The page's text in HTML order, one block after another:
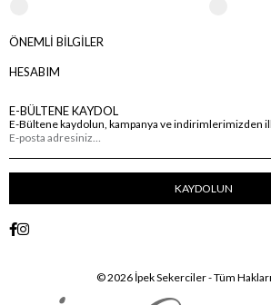
ÖNEMLİ BİLGİLER
HESABIM
E-BÜLTENE KAYDOL
E-Bültene kaydolun, kampanya ve indirimlerimizden
KAYDOLUN
© 2026 İpek Sekerciler - Tüm Hakları